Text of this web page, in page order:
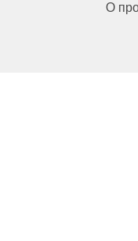
О